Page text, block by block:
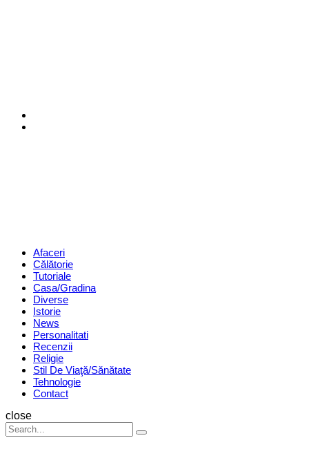
Menu Afaceri
Călătorie
Tutoriale
Casa/Gradina
Diverse
Istorie
News
Personalitati
Recenzii
Religie
Stil De Viaţă/Sănătate
Tehnologie
Contact
Search
close
Search
for:
Search